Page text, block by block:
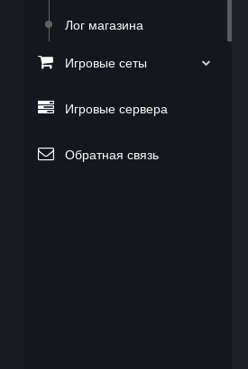
Лог магазина
Игровые сеты
Игровые сервера
Обратная связь